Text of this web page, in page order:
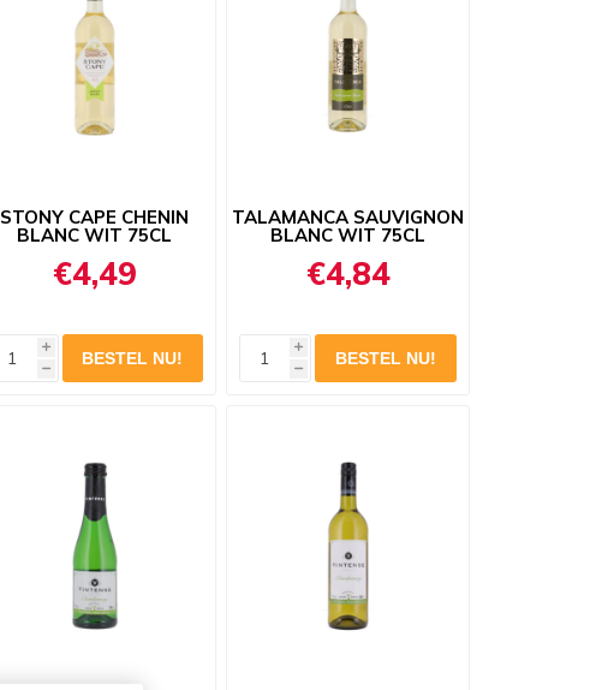
STONY CAPE CHENIN
BLANC WIT 75CL
€4,49
i
h
TALAMANCA SAUVIGNON
BLANC WIT 75CL
€4,84
i
h